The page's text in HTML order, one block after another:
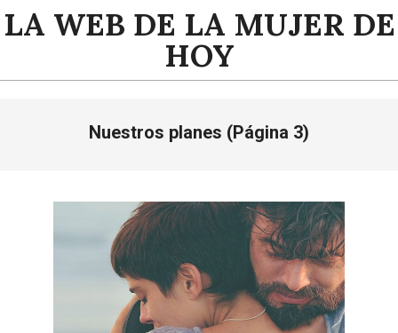
Saltar
alLA WEB DE LA MUJER DE
HOY
Nuestros planes (Página 3)